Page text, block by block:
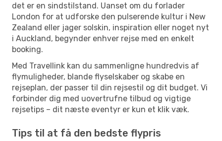
det er en sindstilstand. Uanset om du forlader
London for at udforske den pulserende kultur i New
Zealand eller jager solskin, inspiration eller noget nyt
i Auckland, begynder enhver rejse med en enkelt
booking.
Med Travellink kan du sammenligne hundredvis af
flymuligheder, blande flyselskaber og skabe en
rejseplan, der passer til din rejsestil og dit budget. Vi
forbinder dig med uovertrufne tilbud og vigtige
rejsetips – dit næste eventyr er kun et klik væk.
Tips til at få den bedste flypris